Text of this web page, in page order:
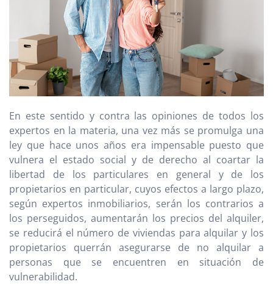
En este sentido y contra las opiniones de todos los
expertos en la materia, una vez más se promulga una
ley que hace unos años era impensable puesto que
vulnera el estado social y de derecho al coartar la
libertad de los particulares en general y de los
propietarios en particular, cuyos efectos a largo plazo,
según expertos inmobiliarios, serán los contrarios a
los perseguidos, aumentarán los precios del alquiler,
se reducirá el número de viviendas para alquilar y los
propietarios querrán asegurarse de no alquilar a
personas que se encuentren en situación de
vulnerabilidad.